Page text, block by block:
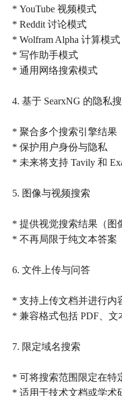
* YouTube 视频模式
* Reddit 讨论模式
* Wolfram Alpha 计算模式
* 写作助手模式
* 通用网络搜索模式
4. 基于 SearxNG 的隐私
* 聚合多个搜索引擎结果
* 保护用户身份与隐私
* 未来将支持 Tavily 和
5. 图像与视频搜索
* 提供视觉搜索结果（图
* 不再局限于纯文本答案
6. 文件上传与问答
* 支持上传文档并进行内
* 兼容格式包括 PDF、文
7. 限定域名搜索
* 可将搜索范围限定在特
* 适用于技术文档或学术